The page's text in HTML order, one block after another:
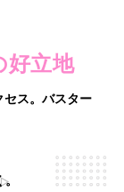
好立地
セス。バスター